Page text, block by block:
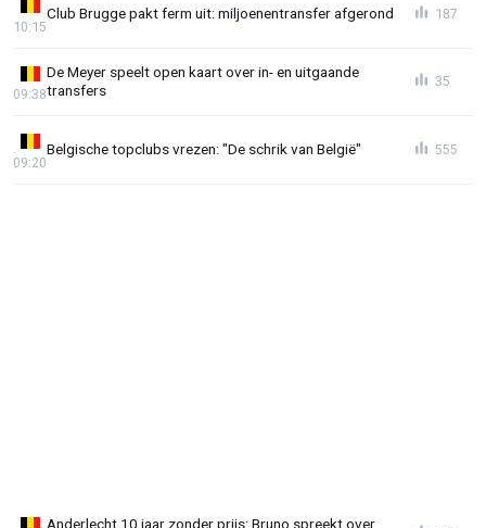
Club Brugge pakt ferm uit: miljoenentransfer afgerond
10:15
187
De Meyer speelt open kaart over in- en uitgaande
transfers
09:38
35
Belgische topclubs vrezen: "De schrik van België"
09:20
555
Anderlecht 10 jaar zonder prijs: Bruno spreekt over